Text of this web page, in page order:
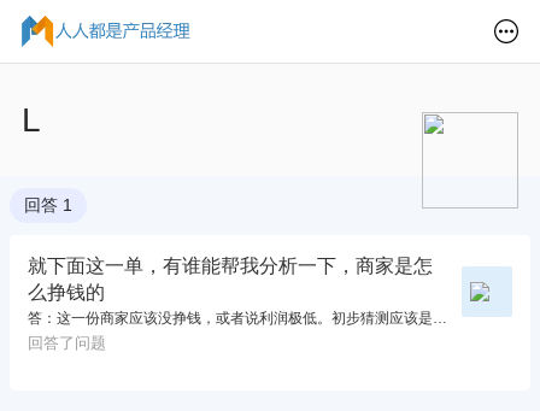
L
回答 1
就下面这一单，有谁能帮我分析一下，商家是怎
么挣钱的
答：这一份商家应该没挣钱，或者说利润极低。初步猜测应该是新用户的首单优惠可以满减这么多。
回答了问题